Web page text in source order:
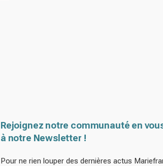
Rejoignez notre communauté en
à notre Newsletter !
Pour ne rien louper des dernières actus